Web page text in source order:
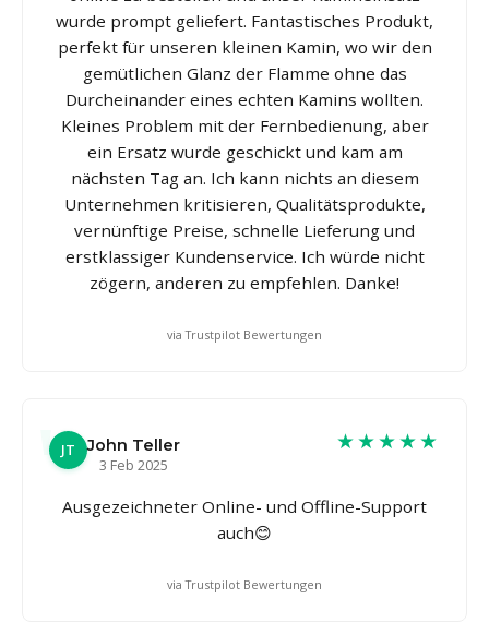
wurde prompt geliefert. Fantastisches Produkt,
perfekt für unseren kleinen Kamin, wo wir den
gemütlichen Glanz der Flamme ohne das
Durcheinander eines echten Kamins wollten.
Kleines Problem mit der Fernbedienung, aber
ein Ersatz wurde geschickt und kam am
nächsten Tag an. Ich kann nichts an diesem
Unternehmen kritisieren, Qualitätsprodukte,
vernünftige Preise, schnelle Lieferung und
erstklassiger Kundenservice. Ich würde nicht
zögern, anderen zu empfehlen. Danke!
via Trustpilot Bewertungen
JT
John Teller
3 Feb 2025
★★★★★
Ausgezeichneter Online- und Offline-Support
auch😊
via Trustpilot Bewertungen